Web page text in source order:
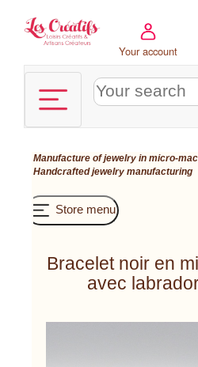
Your account
Manufacture of jewelry in micro-
Handcrafted jewelry manufacturing
Store menu
Bracelet noir en
avec